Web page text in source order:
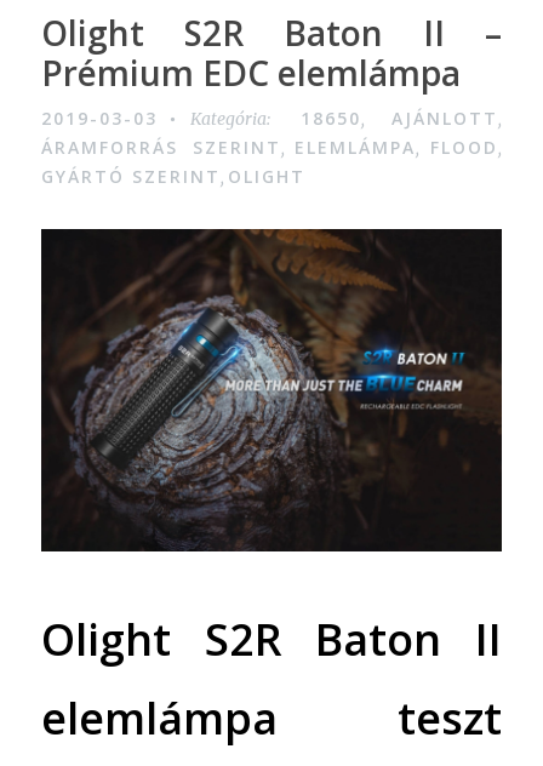
Olight S2R Baton II –
Prémium EDC elemlámpa
2019-03-03 Kategória: 18650, AJÁNLOTT,
ÁRAMFORRÁS SZERINT, ELEMLÁMPA, FLOOD,
GYÁRTÓ SZERINT, OLIGHT
Olight S2R Baton II
elemlámpa teszt